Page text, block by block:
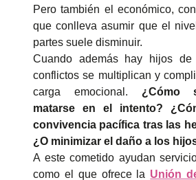
Pero también el económico,
que conlleva asumir que el
partes suele disminuir.
Cuando además hay hijos
conflictos se multiplican y
carga emocional. ¿Cómo
matarse en el intento?
convivencia pacífica tras las
¿O minimizar el daño a los
A este cometido ayudan
como el que ofrece la Unión